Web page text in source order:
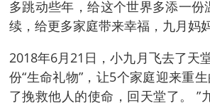
多跳动些年，给这个世界多添一
续，给更多家庭带来幸福，九月妈
2018年6月21日，小九月飞去了天
份“生命礼物”，让5个家庭迎来重
了挽救他人的使命，回天堂了。